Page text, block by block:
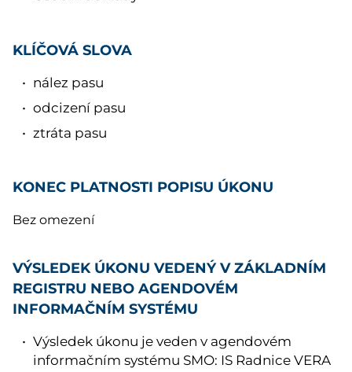
KLÍČOVÁ SLOVA
nález pasu
odcizení pasu
ztráta pasu
KONEC PLATNOSTI POPISU ÚKONU
Bez omezení
VÝSLEDEK ÚKONU VEDENÝ V ZÁKLADNÍM
REGISTRU NEBO AGENDOVÉM
INFORMAČNÍM SYSTÉMU
Výsledek úkonu je veden v agendovém
informačním systému SMO: IS Radnice VERA